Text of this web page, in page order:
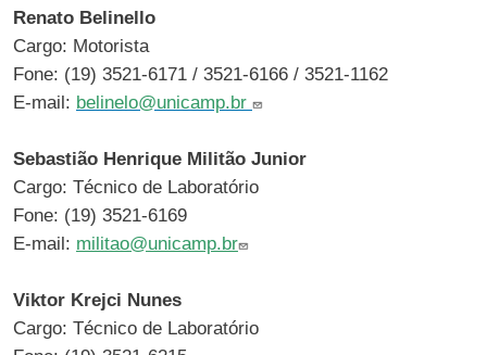
Renato Belinello
Cargo: Motorista
Fone: (19) 3521-6171 / 3521-6166 / 3521-1162
E-mail: belinelo@unicamp.br
Sebastião Henrique Militão Junior
Cargo: Técnico de Laboratório
Fone: (19) 3521-6169
E-mail: militao@unicamp.br
Viktor Krejci Nunes
Cargo: Técnico de Laboratório